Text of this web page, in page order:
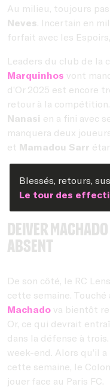
Au milieu, toujours
Neves. Incertain en
forfait avec les
Leaders du club de la
Marquinhos vont
d’Or 2025 est encore
retour à la
Nanasi en a fini avec
manquera deux
et Mamadou Sarr
Blessés, retours,
Le tour des
Deiver
absent
De son côté, le RC
cette semaine.
Machado va bientôt
Or, ce qui devrait
dans la défense à
week-end. Alors qu’il
cette semaine, le
jouer face au Paris FC.